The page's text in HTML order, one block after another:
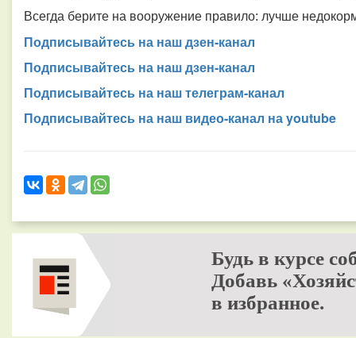
Всегда берите на вооружение правило: лучше
Подписывайтесь на наш дзен-канал
Подписывайтесь на наш дзен-канал
Подписывайтесь на наш телеграм-канал
Подписывайтесь на наш видео-канал на youtube
Будь в курсе
Добавь
в избранное.